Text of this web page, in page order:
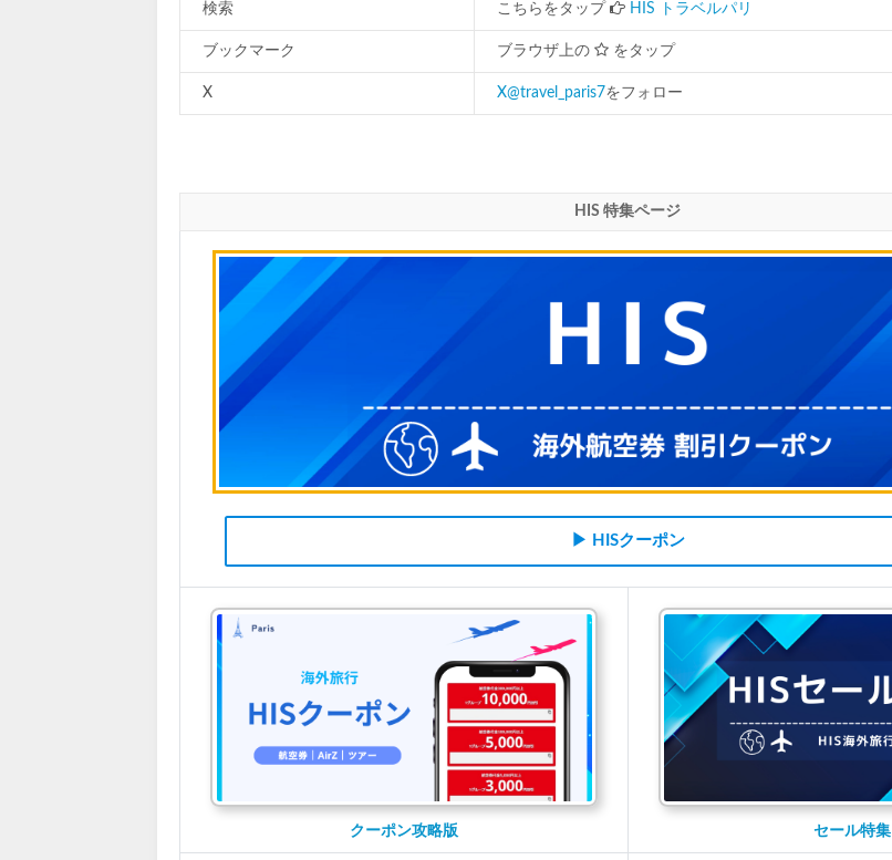
検索 こちらをタップ HIS トラベルパリ
ブックマーク ブラウザ上の をタップ
X X@travel_paris7をフォロー
HIS 特集ページ
▶ HISクーポン
クーポン攻略版 セール特集